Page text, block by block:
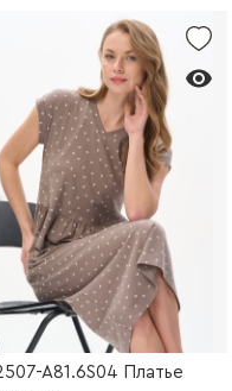
A81.6S04 Платье